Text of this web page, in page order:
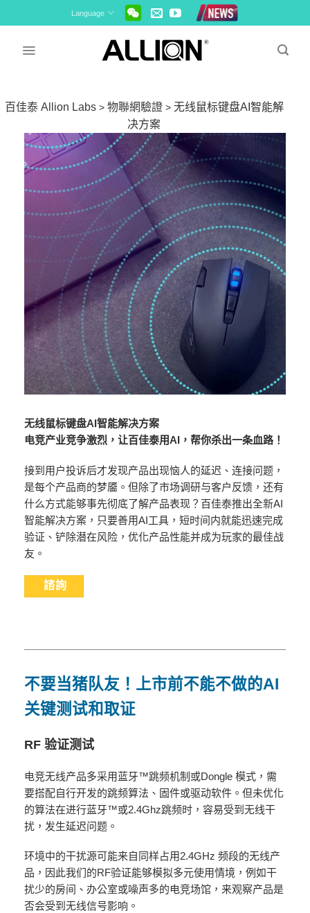
to
Language
百佳泰 Allion Labs> 物聯網驗證> 无线鼠标键盘AI智能解
决方案
无线鼠标键盘AI智能解决方案
电竞产业竞争激烈，让百佳泰用AI ，帮你杀出一条血路！
接到用户投诉后才发现产品出现恼人的延迟、连接问题，
是每个产品商的梦靥。但除了市场调研与客户反馈，还有
什么方式能够事先彻底了解产品表现？百佳泰推出全新AI
智能解决方案，只要善用AI工具，短时间内就能迅速完成
验证、铲除潜在风险，优化产品性能并成为玩家的最佳战
友。
諮詢
不要当猪队友！上市前不能不做的AI
关键测试和取证
RF 验证测试
电竞无线产品多采用蓝牙™跳频机制或Dongle 模式，需
要搭配自行开发的跳频算法、固件或驱动软件。但未优化
的算法在进行蓝牙™或2.4Ghz跳频时，容易受到无线干
扰，发生延迟问题。
环境中的干扰源可能来自同样占用2.4GHz 频段的无线产
品，因此我们的RF验证能够模拟多元使用情境，例如干
扰少的房间、办公室或噪声多的电竞场馆，来观察产品是
否会受到无线信号影响。